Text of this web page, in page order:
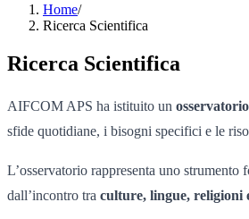
Home/
Ricerca Scientifica
Ricerca Scientifica
AIFCOM APS ha istituito un
sfide quotidiane, i bisogni specifici e le
L’osservatorio rappresenta uno
dall’incontro tra culture, lingue, religioni